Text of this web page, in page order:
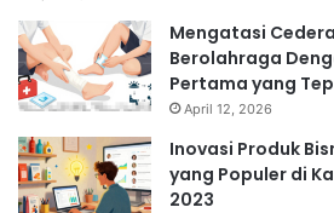
Mengatasi
Berolahraga
Pertama yang
April 12, 2026
Inovasi Produk
yang Populer di
2023